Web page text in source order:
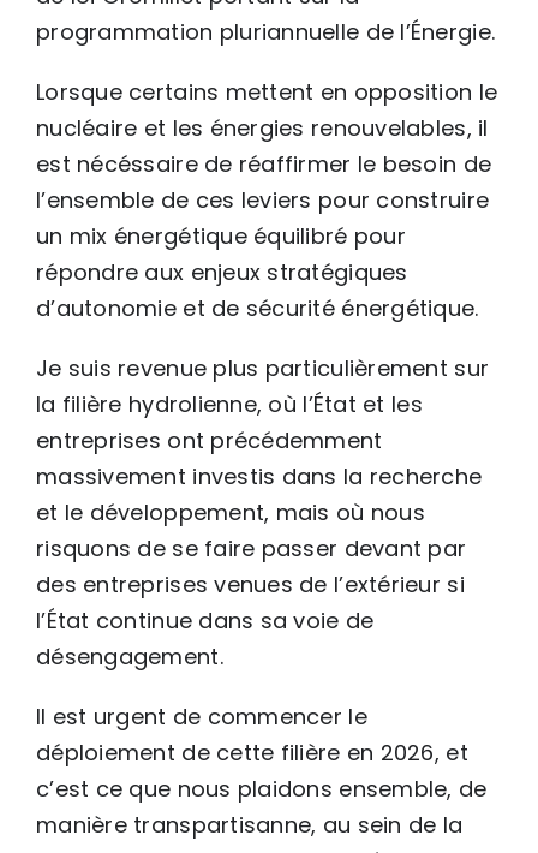
programmation pluriannuelle de l’Énergie.
Lorsque certains mettent en opposition le
nucléaire et les énergies renouvelables, il
est nécéssaire de réaffirmer le besoin de
l’ensemble de ces leviers pour construire
un mix énergétique équilibré pour
répondre aux enjeux stratégiques
d’autonomie et de sécurité énergétique.
Je suis revenue plus particulièrement sur
la filière hydrolienne, où l’État et les
entreprises ont précédemment
massivement investis dans la recherche
et le développement, mais où nous
risquons de se faire passer devant par
des entreprises venues de l’extérieur si
l’État continue dans sa voie de
désengagement.
Il est urgent de commencer le
déploiement de cette filière en 2026, et
c’est ce que nous plaidons ensemble, de
manière transpartisanne, au sein de la